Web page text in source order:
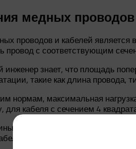
медных
проводов и кабелей
провод с соответствующим
знает, что площадь
такие как длина провода,
нормам, максимальная
кабеля с сечением 4
кабеля показательно, что
для электросети всей